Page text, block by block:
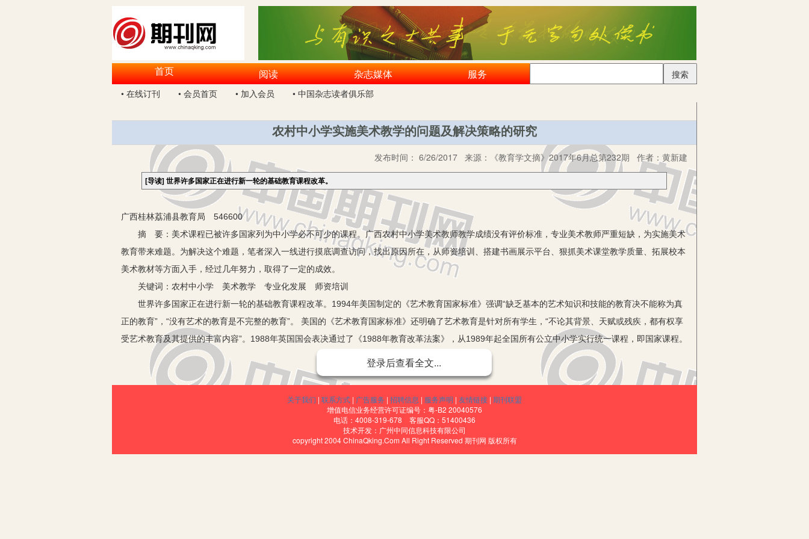
首页 阅读 杂志媒体 服务
搜索
• 在线订刊
• 会员首页 • 加入会员 • 中国杂志读者俱乐部
农村中小学实施美术教学的问题及解决策略的研究
发布时间： 6/26/2017 来源： 《教育学文摘》2017年6月总第232期 作者： 黄新建
[导读]世界许多国家正在进行新一轮的基础教育课程改革。
广西桂林荔浦县教育局 546600
摘 要：美术课程已被许多国家列为中小学必不可少的课程。广西农村中小学美术教师教学成绩没有评价标准，专业美术教师严重短缺，为实施美术
教育带来难题。为解决这个难题，笔者深入一线进行摸底调查访问，找出原因所在，从师资培训、搭建书画展示平台、狠抓美术课堂教学质量、拓展校本
美术教材等方面入手，经过几年努力，取得了一定的成效。
关键词：农村中小学 美术教学 专业化发展 师资培训
世界许多国家正在进行新一轮的基础教育课程改革。1994年美国制定的《艺术教育国家标准》强调“缺乏基本的艺术知识和技能的教育决不能称为真
正的教育”，“没有艺术的教育是不完整的教育”。 美国的《艺术教育国家标准》还明确了艺术教育是针对所有学生，“不论其背景、天赋或残疾，都有权享
受艺术教育及其提供的丰富内容”。1988年英国国会表决通过了《1988年教育改革法案》，从1989年起全国所有公立中小学实行统一课程，即国家课程。
英国的国家课程分成核心课程与基础课程两类，美术属于基础课程之一。美术课程已被许多国家列为中小学必不可少的课程。国家教育部基础教育司针对
本国实际，进行了一系列课程改革。美术教育作为基础教育中的一部分也进行了全面改革。新课程已于2001年9月在全国38个国家级实验区进行了实验，
业美术教师属于严重缺少之列。广西属于边远山区，专业美术教师短缺更加严重。荔浦是桂林市所辖的一个县，全县79所学校，统计到2016年1月，全县
共有21名专业美术教师。这21名教师中，只有7名美术教师在农村学校任教，其他14名全在县城学校任教。县直学校共7所，只有两所学校根据师资配备
标准配齐了美术教师。农村中小学实施美术教学问题多多，困境重重！如何改善我县美术教育现状成了一个重要问题，任重而道远！
登录后查看全文...
关于我们 | 联系方式 | 广告服务 | 招聘信息 | 服务声明 | 友情链接 | 期刊联盟
增值电信业务经营许可证编号：粤-B2 20040576
电话：4008-319-678 客服QQ：51400436
技术开发：广州中同信息科技有限公司
copyright 2004 ChinaQking.Com All Right Reserved 期刊网 版权所有